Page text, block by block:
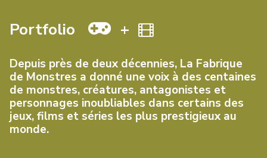
Portfolio +
Depuis près de deux décennies, La Fabrique
de Monstres a donné une voix à des centaines
de monstres, créatures, antagonistes et
personnages inoubliables dans certains des
jeux, films et séries les plus prestigieux au
monde.